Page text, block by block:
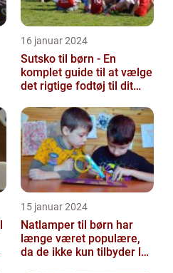
16 januar 2024
Sutsko til børn - En
komplet guide til at vælge
det rigtige fodtøj til dit
15 januar 2024
Natlamper til børn har
længe været populære,
da de ikke kun tilbyder lys